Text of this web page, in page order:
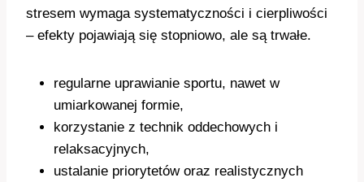
stresem wymaga systematyczności i cierpliwości
– efekty pojawiają się stopniowo, ale są trwałe.
regularne uprawianie sportu, nawet w
umiarkowanej formie,
korzystanie z technik oddechowych i
relaksacyjnych,
ustalanie priorytetów oraz realistycznych